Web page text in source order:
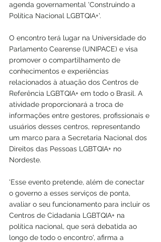
agenda governamental 'Construindo a
Política Nacional LGBTQIA+'.
O encontro terá lugar na Universidade do
Parlamento Cearense (UNIPACE) e visa
promover o compartilhamento de
conhecimentos e experiências
relacionados à atuação dos Centros de
Referência LGBTQIA+ em todo o Brasil. A
atividade proporcionará a troca de
informações entre gestores, profissionais e
usuários desses centros, representando
um marco para a Secretaria Nacional dos
Direitos das Pessoas LGBTQIA+ no
Nordeste.
'Esse evento pretende, além de conectar
o governo a esses serviços de ponta,
avaliar o seu funcionamento para incluir os
Centros de Cidadania LGBTQIA+ na
política nacional, que será debatida ao
longo de todo o encontro', afirma a